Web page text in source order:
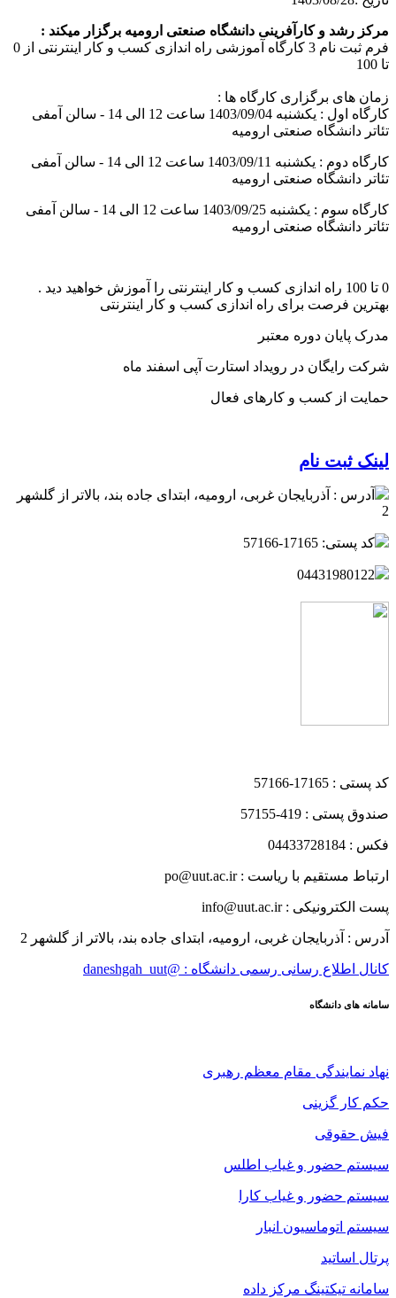
مرکز رشد و کارآفرینی دانشگاه صنعتی ارومیه برگزار میکند :
فرم ثبت نام 3 کارگاه آموزشی راه اندازی کسب و کار اینترنتی از 0
تا 100
زمان های برگزاری کارگاه ها :
کارگاه اول : یکشنبه 1403/09/04 ساعت 12 الی 14 - سالن آمفی
تئاتر دانشگاه صنعتی ارومیه
کارگاه دوم : یکشنبه 1403/09/11 ساعت 12 الی 14 - سالن آمفی
تئاتر دانشگاه صنعتی ارومیه
کارگاه سوم : یکشنبه 1403/09/25 ساعت 12 الی 14 - سالن آمفی
تئاتر دانشگاه صنعتی ارومیه
0 تا 100 راه اندازی کسب و کار اینترنتی را آموزش خواهید دید .
بهترین فرصت برای راه اندازی کسب و کار اینترنتی
مدرک پایان دوره معتبر
شرکت رایگان در رویداد استارت آپی اسفند ماه
حمایت از کسب و کارهای فعال
لینک ثبت نام
آدرس : آذربایجان غربی، ارومیه، ابتدای جاده بند، بالاتر از گلشهر
2
کد پستی: 17165-57166
04431980122
کد پستی : 17165-57166
صندوق پستی : 419-57155
فکس : 04433728184
ارتباط مستقیم با ریاست : po@uut.ac.ir
پست الکترونیکی : info@uut.ac.ir
آدرس : آذربایجان غربی، ارومیه، ابتدای جاده بند، بالاتر از گلشهر 2
کانال اطلاع رسانی رسمی دانشگاه : @daneshgah_uut
سامانه های دانشگاه
نهاد نمایندگی مقام معظم رهبری
حکم کار گزینی
فیش حقوقی
سیستم حضور و غیاب اطلس
سیستم حضور و غیاب کارا
سیستم اتوماسیون انبار
پرتال اساتید
سامانه تیکتینگ مرکز داده